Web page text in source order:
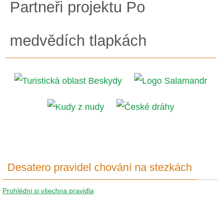
Partneři projektu Po
medvědích tlapkách
Desatero pravidel chování na stezkách
Prohlédni si všechna pravidla